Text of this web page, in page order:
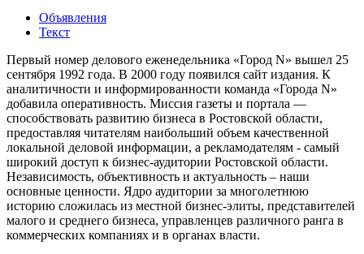
Объявления
Текст
Первый номер делового еженедельника «Город N» вышел 25
сентября 1992 года. В 2000 году появился сайт издания. К
аналитичности и информированности команда «Города N»
добавила оперативность. Миссия газеты и портала —
способствовать развитию бизнеса в Ростовской области,
предоставляя читателям наибольший объем качественной
локальной деловой информации, а рекламодателям - самый
широкий доступ к бизнес-аудитории Ростовской области.
Независимость, объективность и актуальность – наши
основные ценности. Ядро аудитории за многолетнюю
историю сложилась из местной бизнес-элиты, представителей
малого и среднего бизнеса, управленцев различного ранга в
коммерческих компаниях и в органах власти.